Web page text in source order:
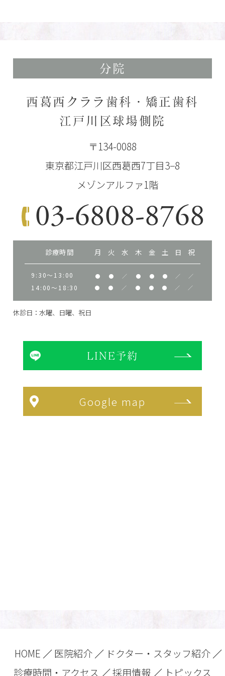
分院
西葛西クララ歯科・矯正歯科
江戸川区球場側院
〒134-0088
東京都江戸川区西葛西7丁目3−8
メゾンアルファ1階
03-6808-8768
診療時間 月 火 水 木 金 土 日 祝
9:30～13:00 ● ● ／ ● ● ● ／ ／
14:00～18:30 ● ● ／ ● ● ● ／ ／
休診日：水曜、日曜、祝日
LINE予約
Google map
HOME 医院紹介
ドクター・スタッフ紹介
診療時間・アクセス
採用情報 トピックス